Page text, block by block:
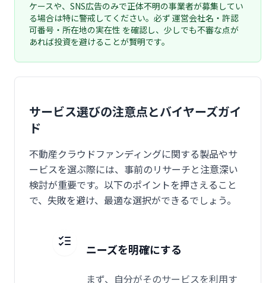
ケースや、SNS広告のみで正体不明の事業者が募集してい
る場合は特に警戒してください。必ず 運営会社名・許認
可番号・所在地の実在性 を確認し、少しでも不審な点が
あれば投資を避けることが賢明です。
サービス選びの注意点とバイヤーズガイ
ド
不動産クラウドファンディングに関する製品やサ
ービスを選ぶ際には、事前のリサーチと注意深い
検討が重要です。以下のポイントを押さえること
で、失敗を避け、最適な選択ができるでしょう。
ニーズを明確にする
まず、自分がそのサービスを利用す